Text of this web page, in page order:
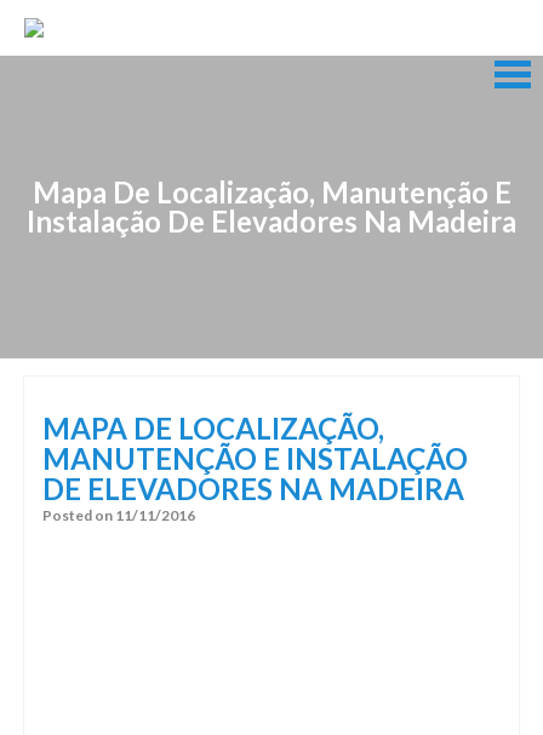
content
Mapa De Localização, Manutenção E
Instalação De Elevadores Na Madeira
MAPA DE LOCALIZAÇÃO,
MANUTENÇÃO E INSTALAÇÃO
DE ELEVADORES NA MADEIRA
Posted on 11/11/2016